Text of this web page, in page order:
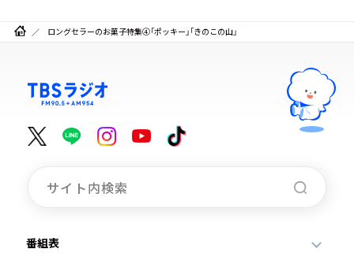
ロングセラーのお菓子特集④「ポッキー」「きのこの山」
番組表